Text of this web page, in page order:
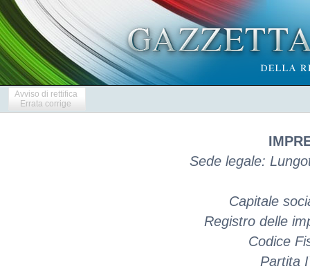
Avviso di rettifica
Errata corrige
Sede legale:
Capitale
Registro delle
Codice
Partita